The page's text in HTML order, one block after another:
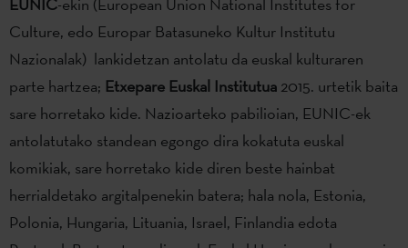
Culture, edo Europar Batasuneko Kultur Institutu
Nazionalak) lankidetzan antolatu da euskal kulturaren
parte hartzea; Etxepare Euskal Institutua 2015. urtetik baita
sare horretako kide. Nazioarteko pabilioian, EUNIC-ek
antolatutako standean egongo dira kokatuta euskal
komikiak, sare horretako kide diren beste hainbat
herrialdetako argitalpenekin batera; hala nola, Estonia,
Polonia, Hungaria, Lituania, Israel, Finlandia edota